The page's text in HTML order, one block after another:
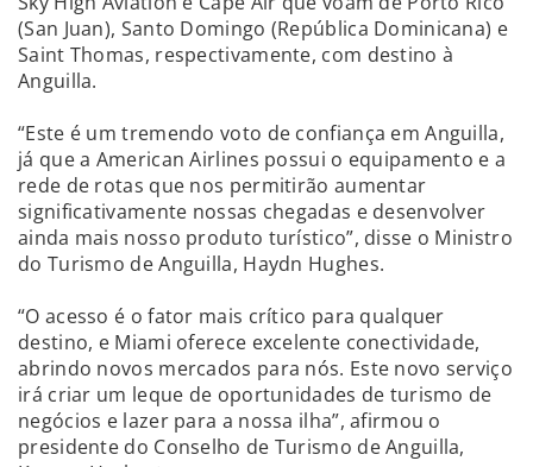
(San Juan), Santo Domingo (República Dominicana) e
Saint Thomas, respectivamente, com destino à
Anguilla.
“Este é um tremendo voto de confiança em Anguilla,
já que a American Airlines possui o equipamento e a
rede de rotas que nos permitirão aumentar
significativamente nossas chegadas e desenvolver
ainda mais nosso produto turístico”, disse o Ministro
do Turismo de Anguilla, Haydn Hughes.
“O acesso é o fator mais crítico para qualquer
destino, e Miami oferece excelente conectividade,
abrindo novos mercados para nós. Este novo serviço
irá criar um leque de oportunidades de turismo de
negócios e lazer para a nossa ilha”, afirmou o
presidente do Conselho de Turismo de Anguilla,